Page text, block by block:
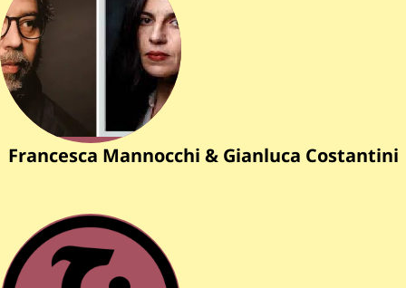
Francesca Mannocchi & Gianluca